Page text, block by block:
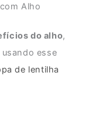
Alho
do alho,
esse
de lentilha